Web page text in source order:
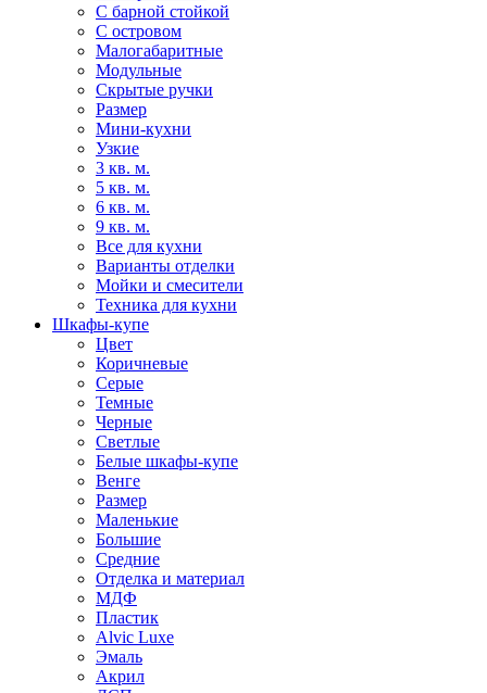
С барной стойкой
С островом
Малогабаритные
Модульные
Скрытые ручки
Размер
Мини-кухни
Узкие
3 кв. м.
5 кв. м.
6 кв. м.
9 кв. м.
Все для кухни
Варианты отделки
Мойки и смесители
Техника для кухни
Шкафы-купе
Цвет
Коричневые
Серые
Темные
Черные
Светлые
Белые шкафы-купе
Венге
Размер
Маленькие
Большие
Средние
Отделка и материал
МДФ
Пластик
Alvic Luxe
Эмаль
Акрил